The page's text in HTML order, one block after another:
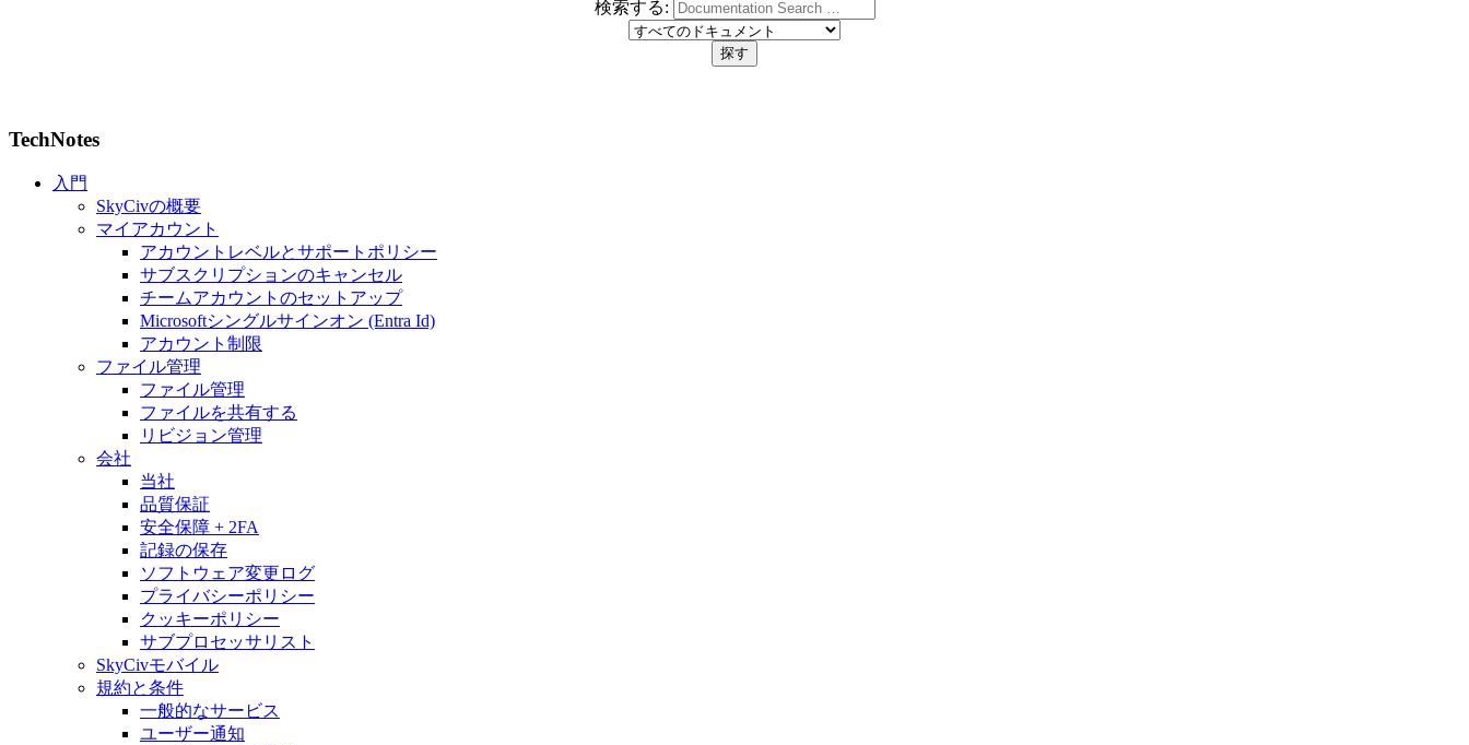
検索する:
TechNotes
入門
SkyCivの概要
マイアカウント
アカウントレベルとサポートポリシー
サブスクリプションのキャンセル
チームアカウントのセットアップ
Microsoftシングルサインオン (Entra Id)
アカウント制限
ファイル管理
ファイル管理
ファイルを共有する
リビジョン管理
会社
当社
品質保証
安全保障 + 2FA
記録の保存
ソフトウェア変更ログ
プライバシーポリシー
クッキーポリシー
サブプロセッサリスト
SkyCivモバイル
規約と条件
一般的なサービス
ユーザー通知